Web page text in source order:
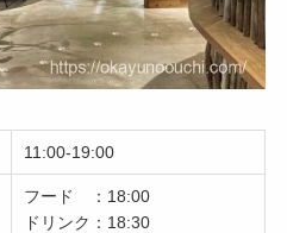
11:00-19:00
フード ：18:00
ドリンク：18:30